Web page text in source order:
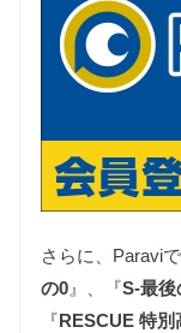
さらに、Paravi
の0 』、『S-最後
『RESCUE 特別